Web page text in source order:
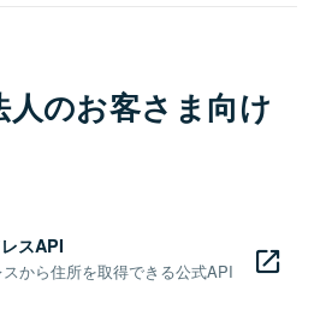
人のお客さま向け
スAPI
から住所を取得できる公式API